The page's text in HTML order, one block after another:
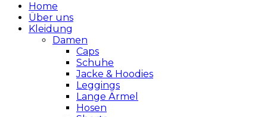
Home
Über uns
Kleidung
Damen
Caps
Schuhe
Jacke & Hoodies
Leggings
Lange Ärmel
Hosen